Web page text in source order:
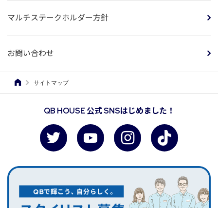
サイトマップ
マルチステークホルダー方針
お問い合わせ
QB HOUSE 公式 SNSはじめました！